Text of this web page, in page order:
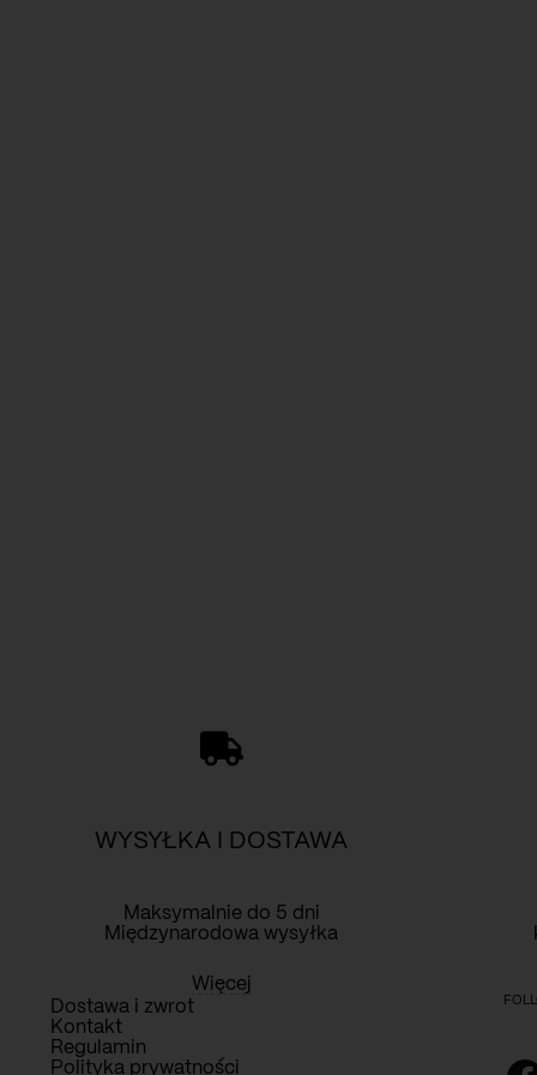
WYSYŁKA I DOSTAWA
Maksymalnie do 5 dni
Międzynarodowa wysyłka
Więcej
Dostawa i zwrot
Kontakt
Regulamin
Polityka prywatności